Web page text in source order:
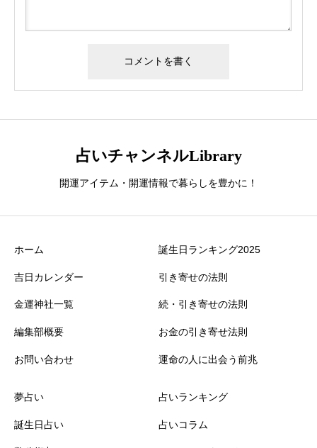
占いチャンネルLibrary
開運アイテム・開運情報で暮らしを豊かに！
ホーム
吉日カレンダー
金運神社一覧
編集部概要
お問い合わせ
誕生日ランキング2025
引き寄せの法則
続・引き寄せの法則
お金の引き寄せ法則
運命の人に出会う前兆
夢占い
誕生日占い
占いランキング
占いコラム